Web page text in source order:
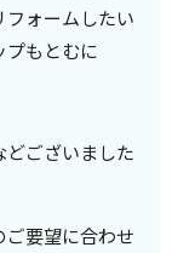
ォームしたい
プもとむに
ございました
要望に合わせ